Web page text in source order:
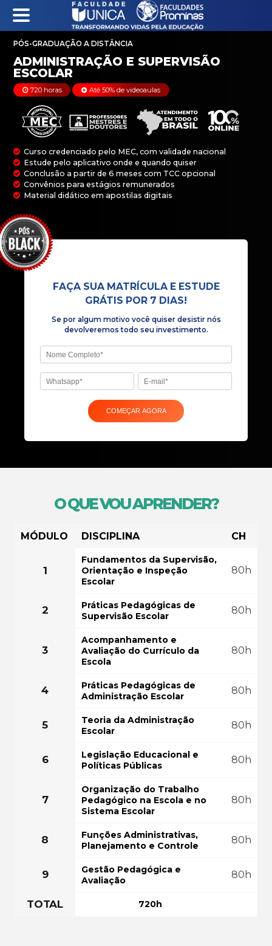
PÓS-GRADUAÇÃO A DISTÂNCIA
ADMINISTRAÇÃO E
ESCOLAR
720 horas Até 50% de videoaulas
Estude pelo aplicativo onde e quando quiser
Conclusão a partir de 6 meses com TCC
Convênios para estágios remunerados
Material didático em apostilas digitais
FAÇA SUA
GRÁTIS
COMEÇAR AGORA
O QUE VOU APRENDER?
MÓDULO DISCIPLINA CH
1
Fundamentos da Supervisão,
Orientação e Inspeção
Escolar
80h
2
Práticas Pedagógicas de
Supervisão Escolar
80h
3
Acompanhamento e
Avaliação do Currículo da
Escola
80h
4
Práticas Pedagógicas de
Administração Escolar
80h
5
Teoria da Administração
Escolar
80h
6
Legislação Educacional e
Políticas Públicas
80h
7
Organização do Trabalho
Pedagógico na Escola e no
Sistema Escolar
80h
8
Funções Administrativas,
Planejamento e Controle
80h
9
Gestão Pedagógica e
Avaliação
80h
TOTAL 720h